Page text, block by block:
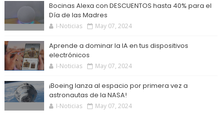
Bocinas Alexa con DESCUENTOS hasta 40% para el
Día de las Madres
I-Noticias May 07, 2024
Aprende a dominar la IA en tus dispositivos
electrónicos
I-Noticias May 07, 2024
¡Boeing lanza al espacio por primera vez a
astronautas de la NASA!
I-Noticias May 07, 2024